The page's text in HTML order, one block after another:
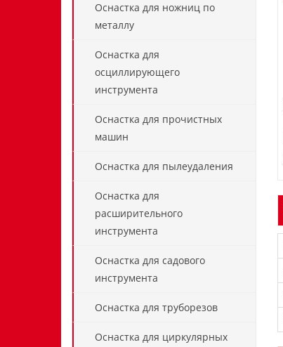
Оснастка для ножниц по
металлу
Оснастка для
осциллирующего
инструмента
Оснастка для прочистных
машин
Оснастка для пылеудаления
Оснастка для
расширительного
инструмента
Оснастка для садового
инструмента
Оснастка для труборезов
Оснастка для циркулярных